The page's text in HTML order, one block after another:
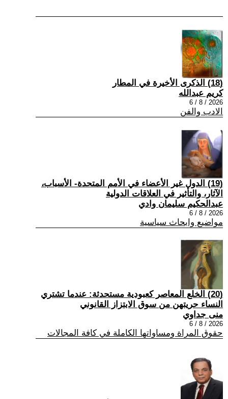
(18) الذكرى الأخيرة في المطار
كريم عبدالله
2026 / 8 / 6
الادب والفن
(19) الدول غير الأعضاء في الأمم المتحدة- الأسباب،
الآثار، والتأثير في العلاقات الدولية
عبدالحكيم سليمان وادي
2026 / 8 / 6
مواضيع وابحاث سياسية
(20) الخلع المعاصر كعبودية مستحدثة: عندما تشتري
النساء حريتهن من سوق الابتزاز القانوني
منى جداوي
2026 / 8 / 6
حقوق المراة ومساواتها الكاملة في كافة المجالات